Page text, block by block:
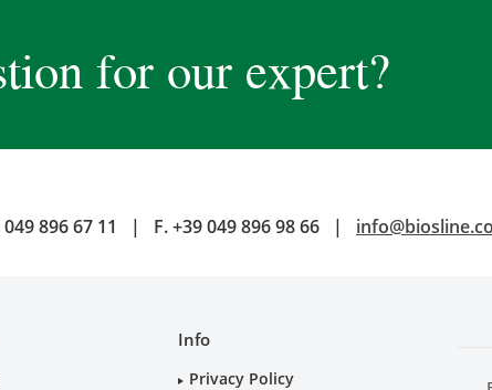
for our expert?
896 67 11 | F.+39 049 896 98 66 |
Info
Privacy Policy